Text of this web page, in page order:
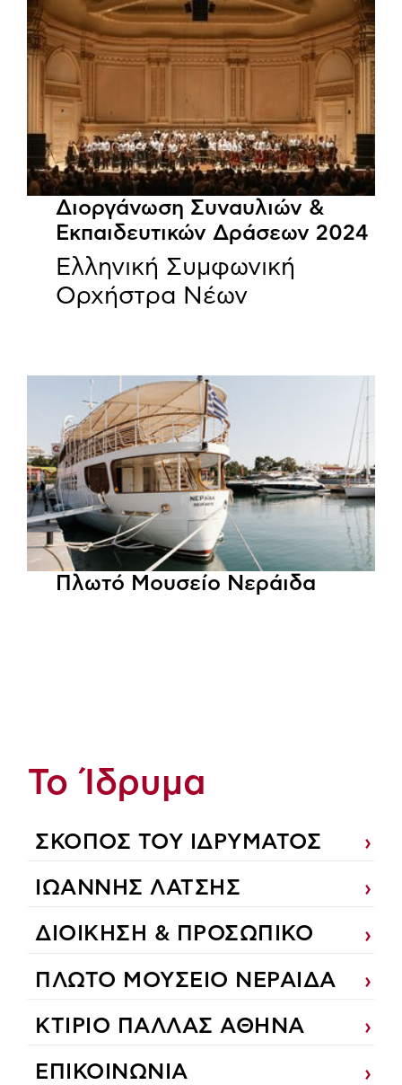
Διοργάνωση Συναυλιών &
Εκπαιδευτικών Δράσεων 2024
Ελληνική Συμφωνική
Ορχήστρα Νέων
Πλωτό Μουσείο Νεράιδα
Το Ίδρυμα
ΣΚΟΠΟΣ ΤΟΥ ΙΔΡΥΜΑΤΟΣ
ΙΩΑΝΝΗΣ ΛΑΤΣΗΣ
ΔΙΟΙΚΗΣΗ & ΠΡΟΣΩΠΙΚΟ
ΠΛΩΤΟ ΜΟΥΣΕΙΟ ΝΕΡΑΙΔΑ
ΚΤΙΡΙΟ ΠΑΛΛΑΣ ΑΘΗΝΑ
ΕΠΙΚΟΙΝΩΝΙΑ